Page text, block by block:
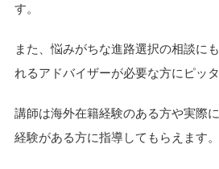
す。
また、悩みがちな進路選択の相談に
れるアドバイザーが必要な方にピッタ
講師は海外在籍経験のある方や実際
経験がある方に指導してもらえます。